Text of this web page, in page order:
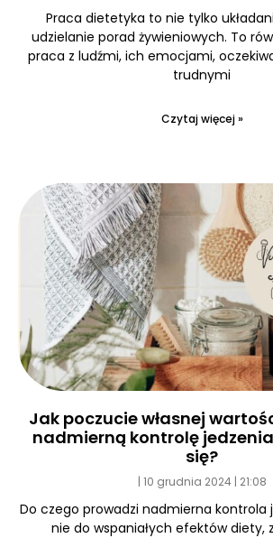
Praca dietetyka to nie tylko
udzielanie porad żywieniowych. To
praca z ludźmi, ich emocjami,
trudnymi
Czytaj więcej »
Jak poczucie własnej
nadmierną kontrolę
się?
10 grudnia 2024 21:08
Do czego prowadzi nadmierna kontrola
nie do wspaniałych efektów diety,